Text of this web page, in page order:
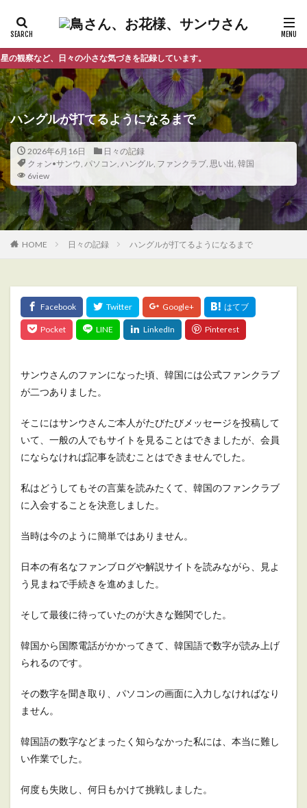
日々の小さな気づきを記録しています。
ハングルが打てるようになるまで
2026年6月16日
日々の記録
クォン•サンウ, パソコン, ハングル, ファンクラブ, 思い出, 韓国
6view
HOME 日々の記録 ハングルが打てるようになるまで
サンウさんのファンになった頃、韓国には公式ファンクラブ
が二つありました。
そこにはサンウさんご本人がたびたびメッセージを投稿して
いて、一般の人でもサイトを見ることはできましたが、会員
にならなければ記事を読むことはできませんでした。
私はどうしてもその言葉を読みたくて、韓国のファンクラブ
に入会することを決意しました。
当時は今のように簡単ではありません。
日本の有名なファンブログや解説サイトを読みながら、見よ
う見まねで手続きを進めました。
そして最後に待っていたのが大きな難関でした。
韓国から国際電話がかかってきて、韓国語で数字が読み上げ
られるのです。
その数字を聞き取り、パソコンの画面に入力しなければなり
ません。
韓国語の数字などまったく知らなかった私には、本当に難し
い作業でした。
何度も失敗し、何日もかけて挑戦しました。